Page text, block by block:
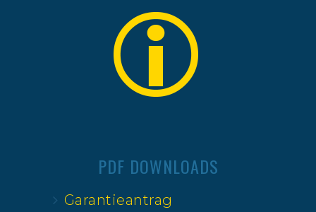
PDF DOWNLOADS
Garantieantrag